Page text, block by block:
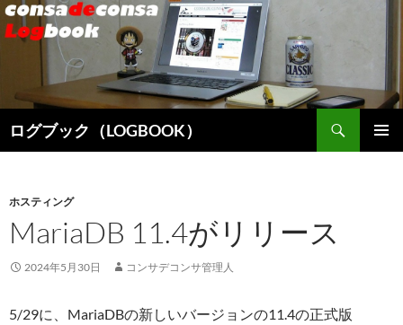
ログブック（LOGBOOK）
索
ン
ツ
へ
キ
プ
ホスティング
MariaDB 11.4がリリース
2024年5月30日 コンサデコンサ管理人
5/29に、MariaDBの新しいバージョンの11.4の正式版